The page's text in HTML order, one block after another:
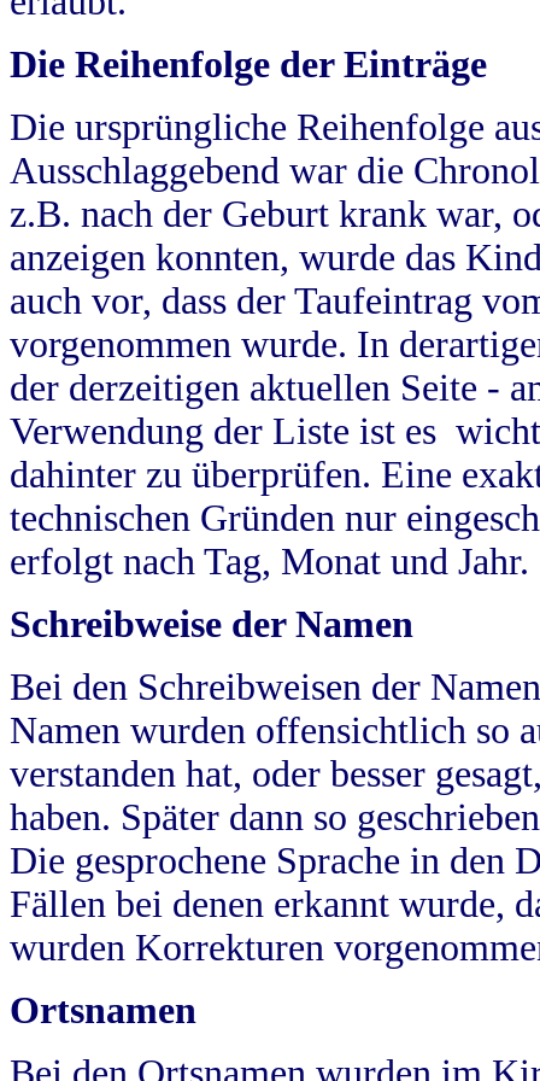
Die Reihenfolge der Einträge
Die ursprüngliche Reihenfolge
Ausschlaggebend war die
z.B. nach der Geburt krank war,
anzeigen konnten, wurde das
auch vor, dass der Taufeintrag
vorgenommen wurde. In
der derzeitigen aktuellen Seite -
Verwendung der Liste ist es
dahinter zu überprüfen. Eine
technischen Gründen nur
erfolgt nach Tag, Monat und Jahr.
Schreibweise der Namen
Bei den Schreibweisen der
Namen wurden offensichtlich so
verstanden hat, oder besser
haben. Später dann so
Die gesprochene Sprache in
Fällen bei denen erkannt wurde,
wurden Korrekturen
Ortsnamen